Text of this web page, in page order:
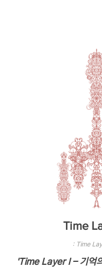
Time
: Time
'Time Layer I – 기억